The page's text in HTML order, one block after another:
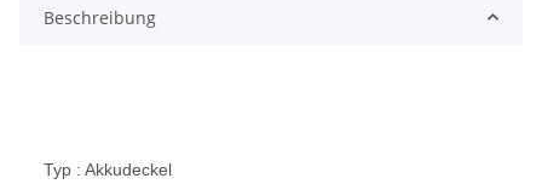
Beschreibung
Typ : Akkudeckel